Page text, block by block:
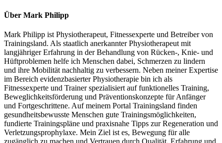
Über Mark Philipp
Mark Philipp ist Physiotherapeut, Fitnessexperte und Betreiber von
Trainingsland. Als staatlich anerkannter Physiotherapeut mit
langjähriger Erfahrung in der Behandlung von Rücken-, Knie- und
Hüftproblemen helfe ich Menschen dabei, Schmerzen zu lindern
und ihre Mobilität nachhaltig zu verbessern. Neben meiner Expertise
im Bereich evidenzbasierter Physiotherapie bin ich als
Fitnessexperte und Trainer spezialisiert auf funktionelles Training,
Beweglichkeitsförderung und Präventionskonzepte für Anfänger
und Fortgeschrittene. Auf meinem Portal Trainingsland finden
gesundheitsbewusste Menschen gute Trainingsmöglichkeiten,
fundierte Trainingspläne und praxisnahe Tipps zur Regeneration und
Verletzungsprophylaxe. Mein Ziel ist es, Bewegung für alle